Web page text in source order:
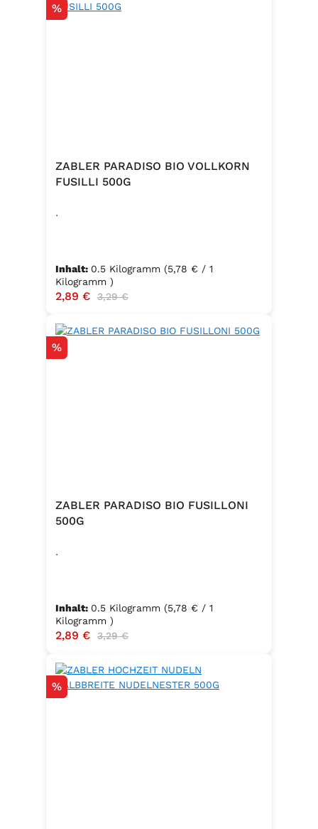
Rabatt
%
ZABLER PARADISO BIO VOLLKORN
FUSILLI 500G
.
Inhalt: 0.5 Kilogramm (5,78 € / 1
Kilogramm )
Verkaufspreis:
2,89 € Regulärer Preis:
3,29 €
Rabatt
%
ZABLER PARADISO BIO FUSILLONI
500G
.
Inhalt: 0.5 Kilogramm (5,78 € / 1
Kilogramm )
Verkaufspreis:
2,89 € Regulärer Preis:
3,29 €
Rabatt
%